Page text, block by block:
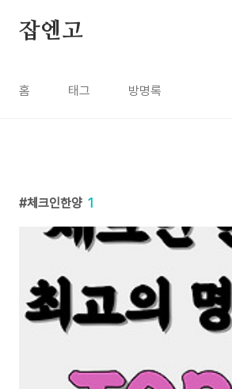
잡엔고
홈 태그 방명록
체크인한양 1